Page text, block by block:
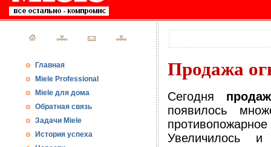
Главная
Miele Professional
Miele для дома
Обратная связь
Задачи Miele
История успеха
Продажа
Сегодня
появилось
Увеличилось и